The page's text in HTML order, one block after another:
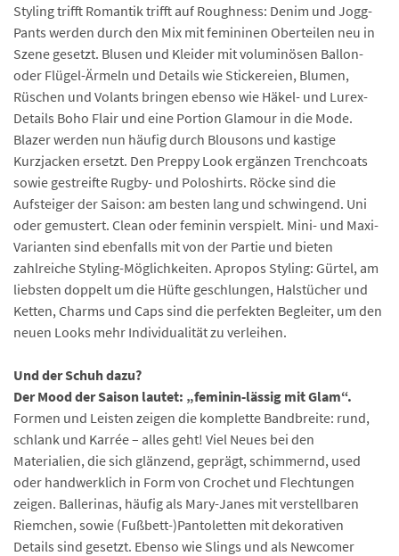
Styling trifft Romantik trifft auf Roughness: Denim und Jogg-
Pants werden durch den Mix mit femininen Oberteilen neu in
Szene gesetzt. Blusen und Kleider mit voluminösen Ballon-
oder Flügel-Ärmeln und Details wie Stickereien, Blumen,
Rüschen und Volants bringen ebenso wie Häkel- und Lurex-
Details Boho Flair und eine Portion Glamour in die Mode.
Blazer werden nun häufig durch Blousons und kastige
Kurzjacken ersetzt. Den Preppy Look ergänzen Trenchcoats
sowie gestreifte Rugby- und Poloshirts. Röcke sind die
Aufsteiger der Saison: am besten lang und schwingend. Uni
oder gemustert. Clean oder feminin verspielt. Mini- und Maxi-
Varianten sind ebenfalls mit von der Partie und bieten
zahlreiche Styling-Möglichkeiten. Apropos Styling: Gürtel, am
liebsten doppelt um die Hüfte geschlungen, Halstücher und
Ketten, Charms und Caps sind die perfekten Begleiter, um den
neuen Looks mehr Individualität zu verleihen.
Und der Schuh dazu?
Der Mood der Saison lautet: „feminin-lässig mit Glam“.
Formen und Leisten zeigen die komplette Bandbreite: rund,
schlank und Karrée – alles geht! Viel Neues bei den
Materialien, die sich glänzend, geprägt, schimmernd, used
oder handwerklich in Form von Crochet und Flechtungen
zeigen. Ballerinas, häufig als Mary-Janes mit verstellbaren
Riemchen, sowie (Fußbett-)Pantoletten mit dekorativen
Details sind gesetzt. Ebenso wie Slings und als Newcomer